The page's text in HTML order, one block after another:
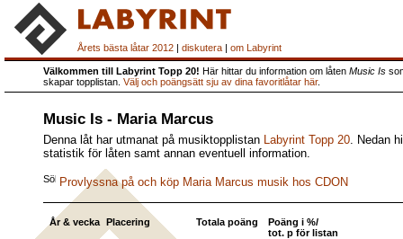
Årets bästa låtar 2012 | diskutera | om Labyrint
Välkommen till Labyrint Topp 20! Här hittar du information om låten Music Is
skapar topplistan. Välj och poängsätt sju av dina favoritlåtar här.
Music Is - Maria Marcus
Denna låt har utmanat på musiktopplistan Labyrint Topp 20. Nedan
statistik för låten samt annan eventuell information.
Provlyssna på och köp Maria Marcus musik hos CDON
År & vecka Placering Totala poäng
Poäng i %/
tot. p för listan